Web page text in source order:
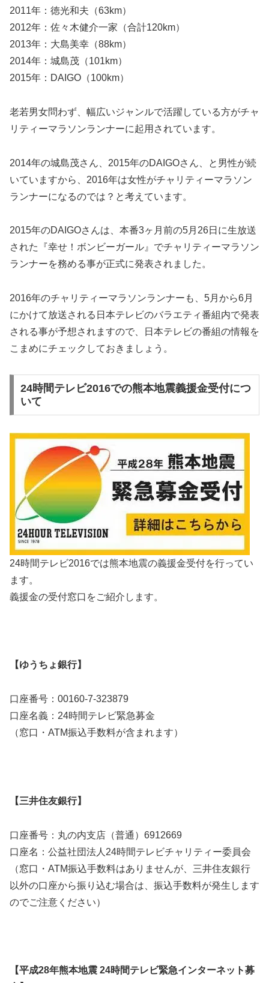
2011年：徳光和夫（63km）
2012年：佐々木健介一家（合計120km）
2013年：大島美幸（88km）
2014年：城島茂（101km）
2015年：DAIGO（100km）
老若男女問わず、幅広いジャンルで活躍している方がチャ
リティーマラソンランナーに起用されています。
2014年の城島茂さん、2015年のDAIGOさん、と男性が続
いていますから、2016年は女性がチャリティーマラソン
ランナーになるのでは？と考えています。
2015年のDAIGOさんは、本番3ヶ月前の5月26日に生放送
された『幸せ！ボンビーガール』でチャリティーマラソン
ランナーを務める事が正式に発表されました。
2016年のチャリティーマラソンランナーも、5月から6月
にかけて放送される日本テレビのバラエティ番組内で発表
される事が予想されますので、日本テレビの番組の情報を
こまめにチェックしておきましょう。
24時間テレビ2016での熊本地震義援金受付につ
いて
24時間テレビ2016では熊本地震の義援金受付を行ってい
ます。
義援金の受付窓口をご紹介します。
【ゆうちょ銀行】
口座番号：00160-7-323879
口座名義：24時間テレビ緊急募金
（窓口・ATM振込手数料が含まれます）
【三井住友銀行】
口座番号：丸の内支店（普通）6912669
口座名：公益社団法人24時間テレビチャリティー委員会
（窓口・ATM振込手数料はありませんが、三井住友銀行
以外の口座から振り込む場合は、振込手数料が発生します
のでご注意ください）
【平成28年熊本地震 24時間テレビ緊急インターネット募